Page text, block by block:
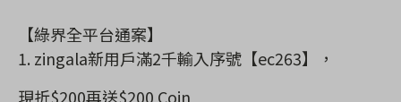
【綠界全平台通案】
1. zingala新用戶滿2千輸入序號【ec263】，
現折$200再送$200 Coin